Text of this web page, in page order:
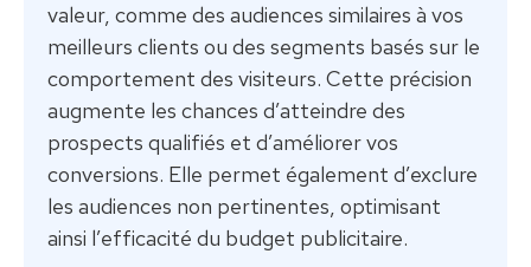
valeur, comme des audiences similaires à vos
meilleurs clients ou des segments basés sur le
comportement des visiteurs. Cette précision
augmente les chances d’atteindre des
prospects qualifiés et d’améliorer vos
conversions. Elle permet également d’exclure
les audiences non pertinentes, optimisant
ainsi l’efficacité du budget publicitaire.